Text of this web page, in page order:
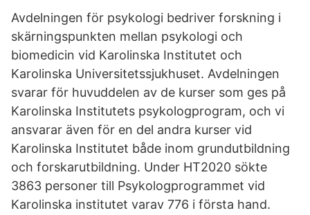
Avdelningen för psykologi bedriver forskning i
skärningspunkten mellan psykologi och
biomedicin vid Karolinska Institutet och
Karolinska Universitetssjukhuset. Avdelningen
svarar för huvuddelen av de kurser som ges på
Karolinska Institutets psykologprogram, och vi
ansvarar även för en del andra kurser vid
Karolinska Institutet både inom grundutbildning
och forskarutbildning. Under HT2020 sökte
3863 personer till Psykologprogrammet vid
Karolinska institutet varav 776 i första hand.